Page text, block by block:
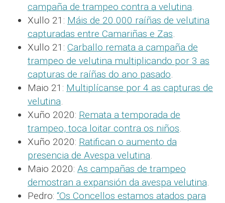
campaña de trampeo contra a velutina.
Xullo 21: Máis de 20.000 raíñas de velutina
capturadas entre Camariñas e Zas.
Xullo 21: Carballo remata a campaña de
trampeo de velutina multiplicando por 3 as
capturas de raíñas do ano pasado.
Maio 21: Multiplícanse por 4 as capturas de
velutina.
Xuño 2020: Remata a temporada de
trampeo, toca loitar contra os niños.
Xuño 2020: Ratifican o aumento da
presencia de Avespa velutina.
Maio 2020: As campañas de trampeo
demostran a expansión da avespa velutina.
Pedro: “Os Concellos estamos atados para